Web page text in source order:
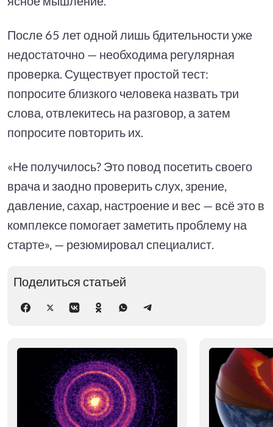
После 65 лет одной лишь бдительности уже
недостаточно — необходима регулярная
проверка. Существует простой тест:
попросите близкого человека назвать три
слова, отвлекитесь на разговор, а затем
попросите повторить их.
«Не получилось? Это повод посетить своего
врача и заодно проверить слух, зрение,
давление, сахар, настроение и вес — всё это в
комплексе помогает заметить проблему на
старте», — резюмировал специалист.
Поделиться статьей